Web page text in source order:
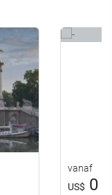
vanaf
US$ 0